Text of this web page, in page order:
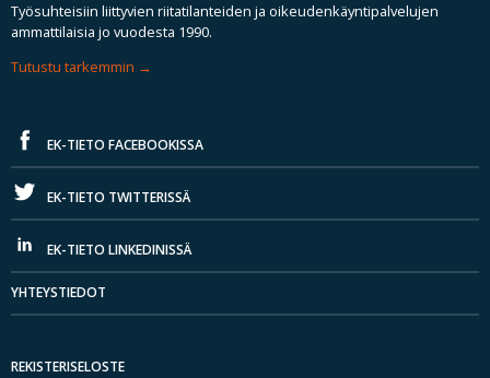
Työsuhteisiin liittyvien riitatilanteiden ja oikeudenkäyntipalvelujen
ammattilaisia jo vuodesta 1990.
Tutustu tarkemmin
EK-TIETO FACEBOOKISSA
EK-TIETO TWITTERISSÄ
EK-TIETO LINKEDINISSÄ
YHTEYSTIEDOT
REKISTERISELOSTE